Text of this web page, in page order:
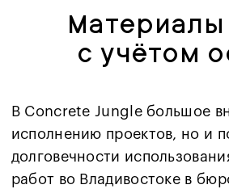
с учётом
В Concrete Jungle большое
исполнению проектов, но и
долговечности
работ во Владивостоке в